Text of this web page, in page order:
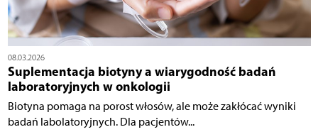
08.03.2026
Suplementacja biotyny a wiarygodność badań
laboratoryjnych w onkologii
Biotyna pomaga na porost włosów, ale może zakłócać wyniki
badań labolatoryjnych. Dla pacjentów...